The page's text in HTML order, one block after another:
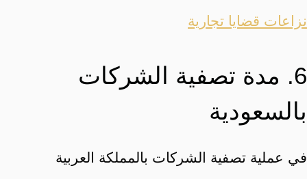
نزاعات قضايا تجارية
6. مدة تصفية الشركات
بالسعودية
في عملية تصفية الشركات بالمملكة العربية